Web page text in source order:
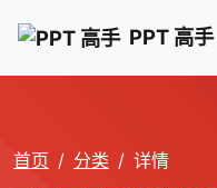
PPT 高手
首页 分类 详情